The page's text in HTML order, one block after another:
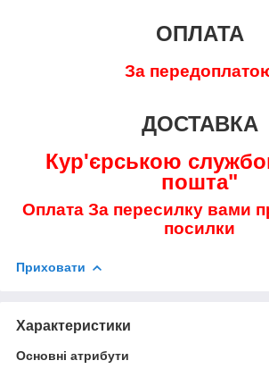
ОПЛАТА
За
ДОСТАВКА
Кур'єрською
пошта"
Оплата За пересилку вами
посилки
Приховати
Характеристики
Основні атрибути